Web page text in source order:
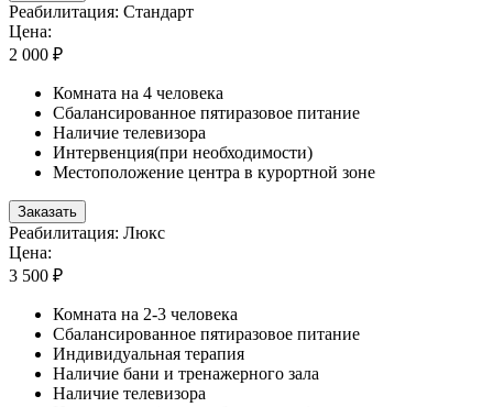
Реабилитация: Стандарт
Цена:
2 000 ₽
Комната на 4 человека
Сбалансированное пятиразовое питание
Наличие телевизора
Интервенция(при необходимости)
Местоположение центра в курортной зоне
Заказать
Реабилитация: Люкс
Цена:
3 500 ₽
Комната на 2-3 человека
Сбалансированное пятиразовое питание
Индивидуальная терапия
Наличие бани и тренажерного зала
Наличие телевизора